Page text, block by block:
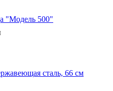
"Модель 500"
сталь, 66 см